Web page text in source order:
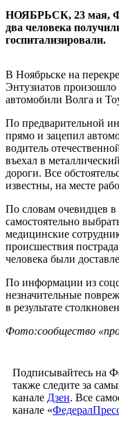
НОЯБРЬСК, 23 мая,
два человека
госпитализировали.
В Ноябрьске на
Энтузиатов
автомобили Волга и
По предварительной
прямо и зацепил
водитель
въехал в
дороги. Все
известны, на месте
По словам очевидцев в
самостоятельно
медицинские
происшествия
человека были
По информации из
незначительные
в результате
Фото:сообщество
Подписывайтесь на
также следите за
канале Дзен. Все
канале «